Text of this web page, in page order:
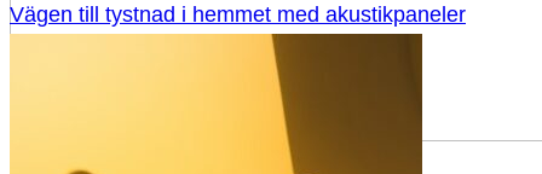
Vägen till tystnad i hemmet med akustikpaneler